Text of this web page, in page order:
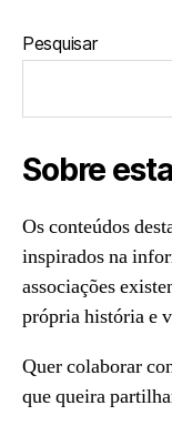
Pesquisar
Sobre
Os conteúdos
inspirados na
associações
própria história e
Quer colaborar
que queira